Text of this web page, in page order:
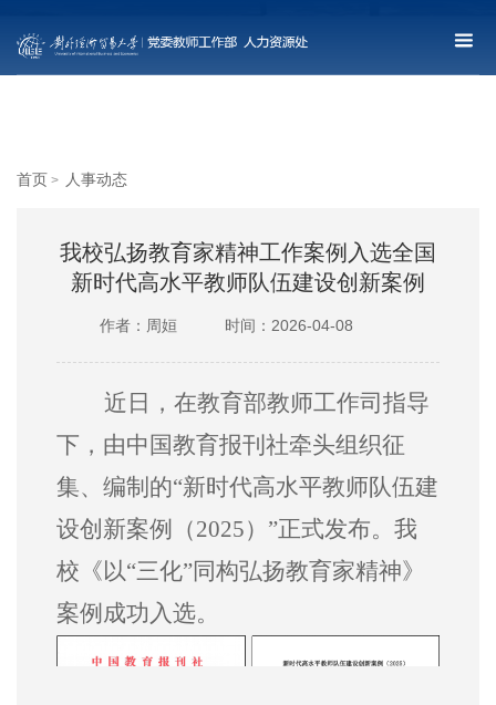
首页 > 人事动态
我校弘扬教育家精神工作案例入选全国
新时代高水平教师队伍建设创新案例
作者：周姮 时间：2026-04-08
近日，在教育部教师工作司指导
下，由中国教育报刊社牵头组织征
集、编制的“新时代高水平教师队伍建
设创新案例（2025）”正式发布。我
校《以“三化”同构弘扬教育家精神》
案例成功入选。